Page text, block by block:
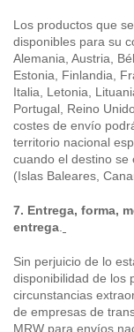
Los productos que
disponibles para su
Alemania, Austria,
Estonia, Finlandia,
Italia, Letonia,
Portugal, Reino
costes de envío
territorio nacional
cuando el destino
(Islas Baleares,
7. Entrega, forma,
entrega.
Sin perjuicio de lo
disponibilidad de los
circunstancias
de empresas de
MRW para envíos